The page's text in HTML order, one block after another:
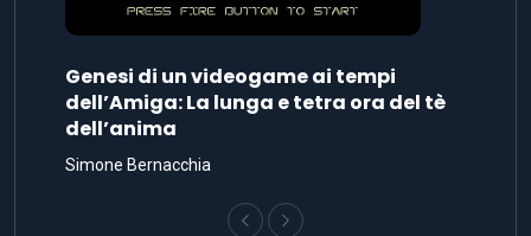
Genesi di un videogame ai tempi
dell’Amiga: La lunga e tetra ora del tè
dell’anima
Simone Bernacchia